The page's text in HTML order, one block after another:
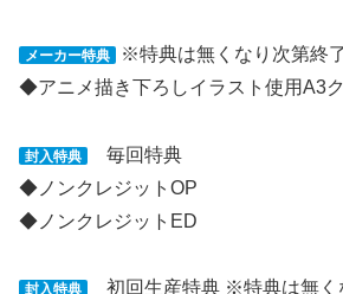
メーカー特典
※特典は無くなり次第終了
◆アニメ描き下ろしイラスト使用A3
封入特典
毎回特典
◆ノンクレジットOP
◆ノンクレジットED
封入特典 初回生産特典 ※特典は無く